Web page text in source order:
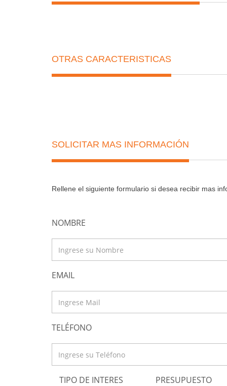
OTRAS CARACTERISTICAS
SOLICITAR MAS INFORMACIÓN
Rellene el siguiente formulario si desea recibir mas
NOMBRE
EMAIL
TELÉFONO
TIPO DE INTERES PRESUPUESTO